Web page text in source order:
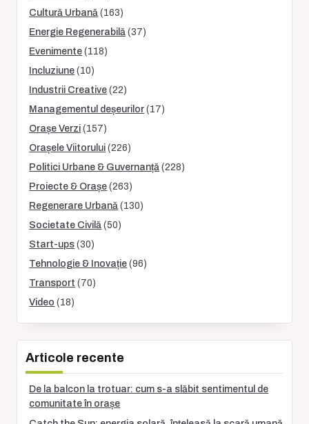
Cultură Urbană (163)
Energie Regenerabilă (37)
Evenimente (118)
Incluziune (10)
Industrii Creative (22)
Managementul deșeurilor (17)
Orașe Verzi (157)
Orașele Viitorului (226)
Politici Urbane & Guvernanță (228)
Proiecte & Orașe (263)
Regenerare Urbană (130)
Societate Civilă (50)
Start-ups (30)
Tehnologie & Inovație (96)
Transport (70)
Video (18)
Articole recente
De la balcon la trotuar: cum s-a slăbit sentimentul de
comunitate în orașe